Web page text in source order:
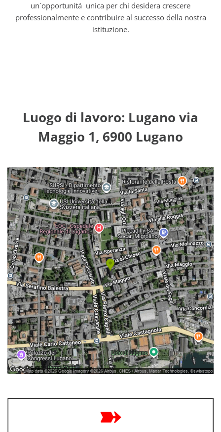
un`opportunitá unica per chi desidera crescere
professionalmente e contribuire al successo della nostra
istituzione.
Luogo di lavoro: Lugano via
Maggio 1, 6900 Lugano